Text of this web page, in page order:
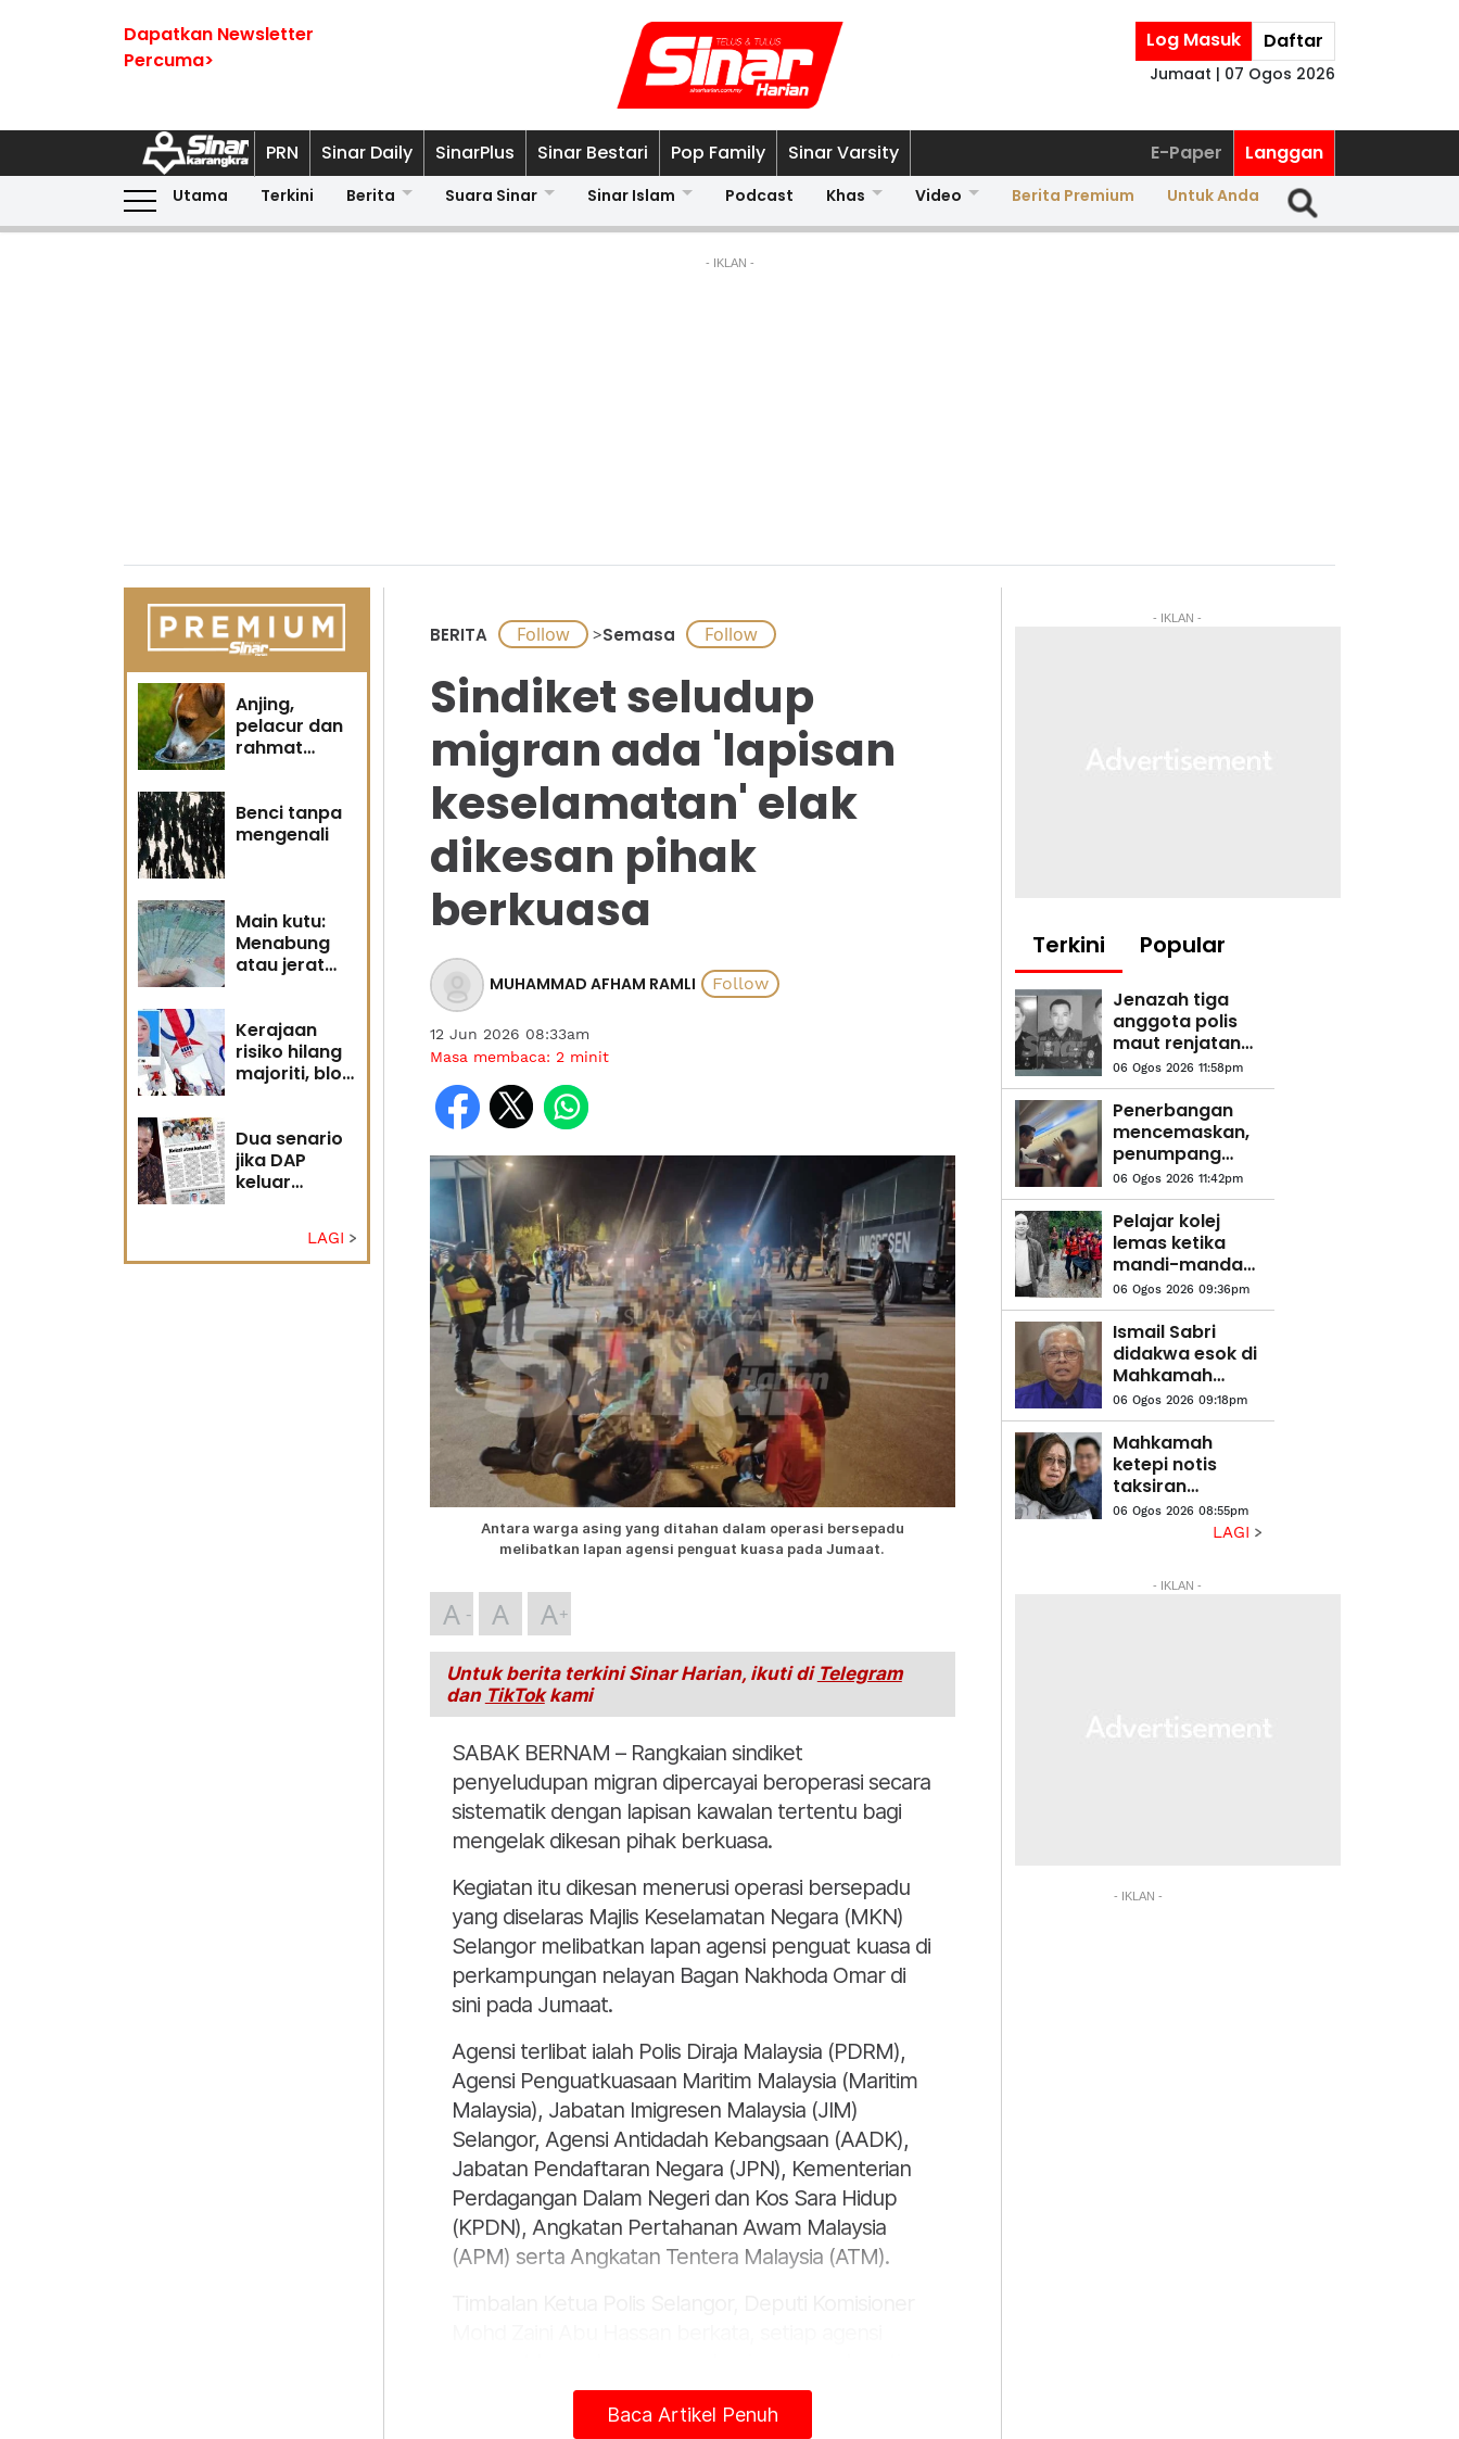
Dapatkan Newsletter
Percuma>
Log Masuk Daftar
Jumaat | 07 Ogos 2026
PRN Sinar Daily SinarPlus Sinar Bestari Pop Family Sinar Varsity E-Paper Langgan
Utama Terkini Berita Suara Sinar Sinar Islam Podcast Khas Video Berita Premium Untuk Anda
- IKLAN -
Anjing,
pelacur dan
rahmat
Benci tanpa
mengenali
Main kutu:
Menabung
atau jerat
Kerajaan
risiko hilang
majoriti, blok
semula
Dua senario
jika DAP
keluar
LAGI
BERITA >Semasa
Sindiket seludup
migran ada 'lapisan
keselamatan' elak
dikesan pihak
berkuasa
MUHAMMAD AFHAM RAMLI
12 Jun 2026 08:33am
Masa membaca: 2 minit
Antara warga asing yang ditahan dalam operasi bersepadu
melibatkan lapan agensi penguat kuasa pada Jumaat.
A A A
Untuk berita terkini Sinar Harian, ikuti di Telegram
dan TikTokkami
SABAK BERNAM – Rangkaian sindiket
penyeludupan migran dipercayai beroperasi secara
sistematik dengan lapisan kawalan tertentu bagi
mengelak dikesan pihak berkuasa.
Kegiatan itu dikesan menerusi operasi bersepadu
yang diselaras Majlis Keselamatan Negara (MKN)
Selangor melibatkan lapan agensi penguat kuasa di
perkampungan nelayan Bagan Nakhoda Omar di
sini pada Jumaat.
Agensi terlibat ialah Polis Diraja Malaysia (PDRM),
Agensi Penguatkuasaan Maritim Malaysia (Maritim
Malaysia), Jabatan Imigresen Malaysia (JIM)
Selangor, Agensi Antidadah Kebangsaan (AADK),
Jabatan Pendaftaran Negara (JPN), Kementerian
Perdagangan Dalam Negeri dan Kos Sara Hidup
(KPDN), Angkatan Pertahanan Awam Malaysia
(APM) serta Angkatan Tentera Malaysia (ATM).
modus operandi pendatang asing selain pihak yang
dipercayai mendalangi aktiviti membawa masuk
Baca Artikel Penuh
- IKLAN -
Terkini Popular
Jenazah tiga
anggota polis
maut renjatan
elektrik akan
dibawa pulang
ke kampung
halaman
06 Ogos 2026 11:58pm
Penerbangan
mencemaskan,
penumpang
didakwa cuba
buka pintu
kecemasan
06 Ogos 2026 11:42pm
Pelajar kolej
lemas ketika
mandi-manda
bersama
sembilan rakan
06 Ogos 2026 09:36pm
Ismail Sabri
didakwa esok di
Mahkamah
Sesyen Kuala
Lumpur
06 Ogos 2026 09:18pm
Mahkamah
ketepi notis
taksiran
tambahan cukai
RM313.8 juta
06 Ogos 2026 08:55pm
LAGI
- IKLAN -
- IKLAN -